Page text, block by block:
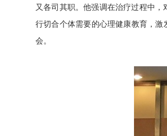
又各司其职。他强调在治疗过程中
行切合个体需要的心理健康教育，
会。